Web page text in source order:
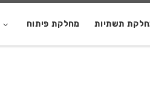
מחלקת פיתוח תשתיות